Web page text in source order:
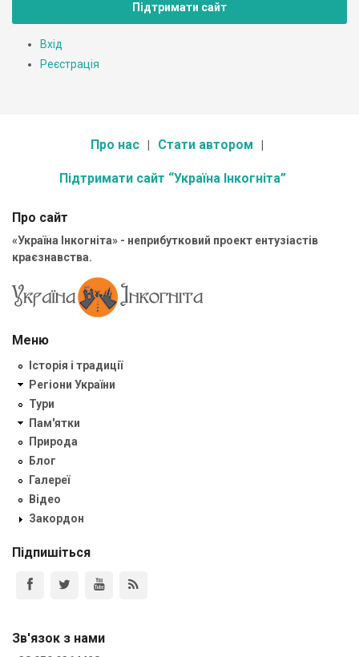
Підтримати сайт
Вхід
Реєстрація
Про нас Стати автором
Підтримати сайт “Україна Інкогніта”
Про сайт
«Україна Інкогніта» - неприбутковий проект ентузіастів
краєзнавства.
Меню
Історія і традиції
Регіони України
Тури
Пам'ятки
Природа
Блог
Галереї
Відео
Закордон
Підпишіться
Зв'язок з нами